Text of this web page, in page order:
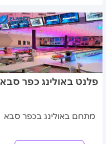
פלנט באולינג כפר סבא
מתחם באולינג בכפר סבא